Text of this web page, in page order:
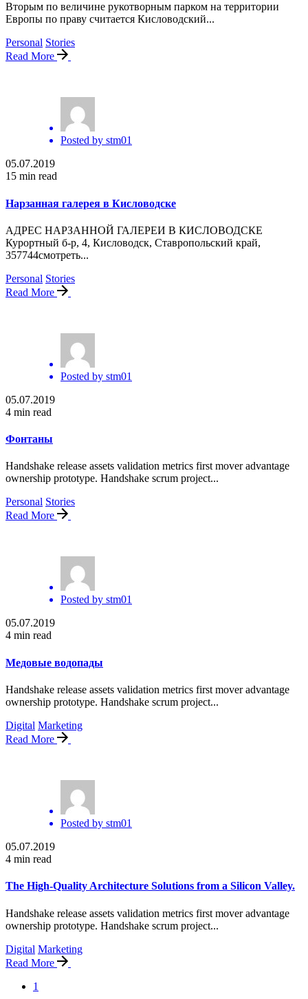
Вторым по величине рукотворным парком на территории
Европы по праву считается Кисловодский...
Personal Stories
Read More
Posted by stm01
05.07.2019
15 min read
Нарзанная галерея в Кисловодске
АДРЕС НАРЗАННОЙ ГАЛЕРЕИ В КИСЛОВОДСКЕ
Курортный б-р, 4, Кисловодск, Ставропольский край,
357744смотреть...
Personal Stories
Read More
Posted by stm01
05.07.2019
4 min read
Фонтаны
Handshake release assets validation metrics first mover advantage
ownership prototype. Handshake scrum project...
Personal Stories
Read More
Posted by stm01
05.07.2019
4 min read
Медовые водопады
Handshake release assets validation metrics first mover advantage
ownership prototype. Handshake scrum project...
Digital Marketing
Read More
Posted by stm01
05.07.2019
4 min read
The High-Quality Architecture Solutions from a Silicon Valley.
Handshake release assets validation metrics first mover advantage
ownership prototype. Handshake scrum project...
Digital Marketing
Read More
1